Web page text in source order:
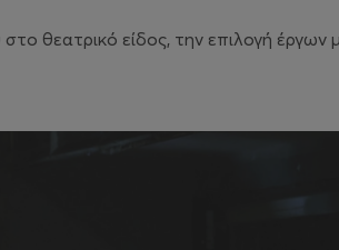
θεατρικό είδος, την επιλογή έργων